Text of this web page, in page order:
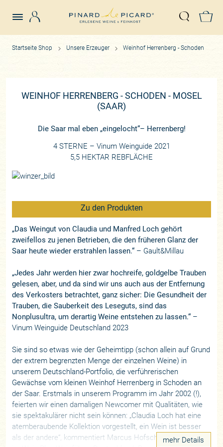
Suche
Startseite Shop Unsere Erzeuger Weinhof Herrenberg - Schoden
WEINHOF HERRENBERG - SCHODEN - MOSEL
(SAAR)
Die Saar mal eben „eingelocht“– Herrenberg!
4 STERNE – VinumWeinguide 2021
5,5 HEKTAR REBFLÄCHE
Zu den Produkten
„Das Weingut von Claudia und Manfred Loch gehört
zweifellos zu jenen Betrieben, die den früheren Glanz der
Saar heute wieder erstrahlen lassen.“ – Gault&Millau
„Jedes Jahr werden hier zwar hochreife, goldgelbe Trauben
gelesen, aber, und da sind wir uns auch aus der Entfernung
des Verkosters betrachtet, ganz sicher: Die Gesundheit der
Trauben, die Sauberkeit des Leseguts, sind das
Nonplusultra, um derartig Weine entstehen zu lassen.“ –
Vinum Weinguide Deutschland 2023
Sie sind so etwas wie der Geheimtipp (schon allein auf Grund
der extrem begrenzten Menge der einzelnen Weine) in
unserem Deutschland-Portfolio, die verführerischen
Gewächse vom kleinen Weinhof Herrenberg in Schoden an
der Saar. Erstmals in unserem Programm im Jahr 2002 (!),
feierten wir einen damaligen Newcomer mit Qualitäten, wie
sie spektakulärer nicht sein können: „Claudia Loch hat eine
atemberaubende Kollektion vorgestellt, ein Wein ist besser
als der andere“, kommentiert Marcus Hofschuster begeistert
mehr Details